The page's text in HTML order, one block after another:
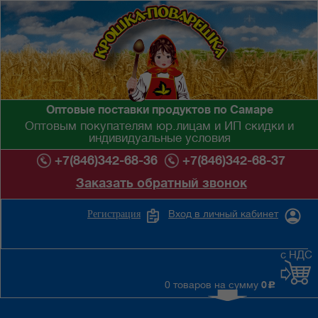
Оптовые поставки продуктов по Самаре
Оптовым покупателям юр.лицам и ИП скидки и
индивидуальные условия
+7(846)342-68-36
+7(846)342-68-37
Заказать обратный звонок
Вход в личный кабинет
Регистрация
0 товаров на сумму 0 c
с НДС